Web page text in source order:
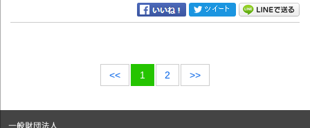
<< 1 2 >>